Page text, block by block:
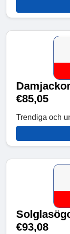
€85,05
Trendiga och
€93,08